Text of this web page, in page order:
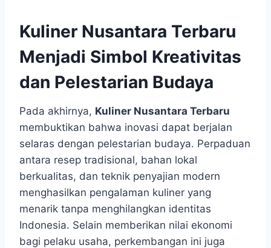
Kuliner Nusantara Terbaru
Menjadi Simbol Kreativitas
dan Pelestarian Budaya
Pada akhirnya, Kuliner Nusantara Terbaru
membuktikan bahwa inovasi dapat berjalan
selaras dengan pelestarian budaya. Perpaduan
antara resep tradisional, bahan lokal
berkualitas, dan teknik penyajian modern
menghasilkan pengalaman kuliner yang
menarik tanpa menghilangkan identitas
Indonesia. Selain memberikan nilai ekonomi
bagi pelaku usaha, perkembangan ini juga